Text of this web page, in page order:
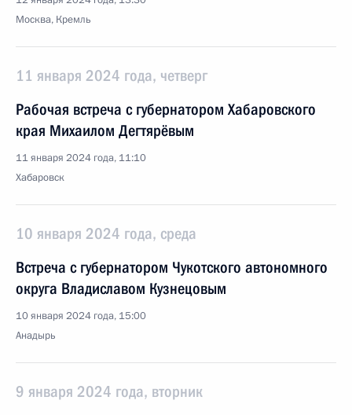
Москва, Кремль
11 января 2024 года, четверг
Рабочая встреча с губернатором Хабаровского
края Михаилом Дегтярёвым
11 января 2024 года, 11:10
Хабаровск
10 января 2024 года, среда
Встреча с губернатором Чукотского автономного
округа Владиславом Кузнецовым
10 января 2024 года, 15:00
Анадырь
9 января 2024 года, вторник